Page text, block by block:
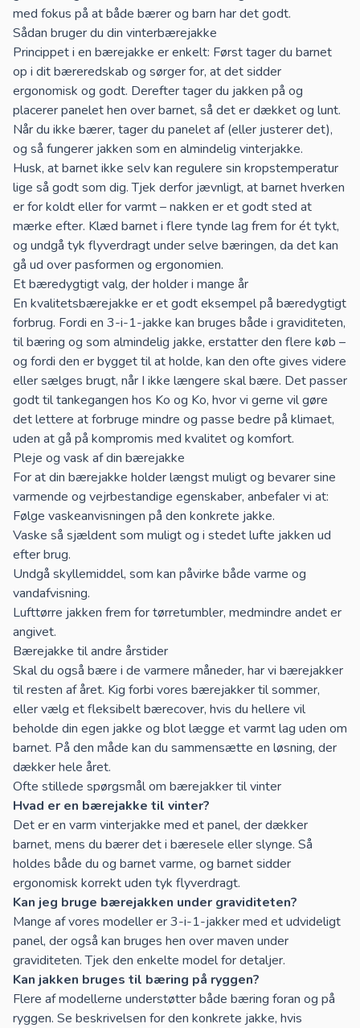
med fokus på at både bærer og barn har det godt.
Sådan bruger du din vinterbærejakke
Princippet i en bærejakke er enkelt: Først tager du barnet
op i ditbæreredskab og sørger for, at det sidder
ergonomisk og godt. Derefter tager du jakken på og
placerer panelet hen over barnet, så det er dækket og lunt.
Når du ikke bærer, tager du panelet af (eller justerer det),
og så fungerer jakken som en almindelig vinterjakke.
Husk, at barnet ikke selv kan regulere sin kropstemperatur
lige så godt som dig. Tjek derfor jævnligt, at barnet hverken
er for koldt eller for varmt – nakken er et godt sted at
mærke efter. Klæd barnet i flere tynde lag frem for ét tykt,
og undgå tyk flyverdragt under selve bæringen, da det kan
gå ud over pasformen og ergonomien.
Et bæredygtigt valg, der holder i mange år
En kvalitetsbærejakke er et godt eksempel på bæredygtigt
forbrug. Fordi en 3-i-1-jakke kan bruges både i graviditeten,
til bæring og som almindelig jakke, erstatter den flere køb –
og fordi den er bygget til at holde, kan den ofte gives videre
eller sælges brugt, når I ikke længere skal bære. Det passer
godt til tankegangen hos Ko og Ko, hvor vi gerne vil gøre
det lettere at forbruge mindre og passe bedre på klimaet,
uden at gå på kompromis med kvalitet og komfort.
Pleje og vask af din bærejakke
For at din bærejakke holder længst muligt og bevarer sine
varmende og vejrbestandige egenskaber, anbefaler vi at:
Følge vaskeanvisningen på den konkrete jakke.
Vaske så sjældent som muligt og i stedet lufte jakken ud
efter brug.
Undgå skyllemiddel, som kan påvirke både varme og
vandafvisning.
Lufttørre jakken frem for tørretumbler, medmindre andet er
angivet.
Bærejakke til andre årstider
Skal du også bære i de varmere måneder, har vi bærejakker
til resten af året. Kig forbi vores bærejakker til sommer,
eller vælg et fleksibeltbærecover, hvis du hellere vil
beholde din egen jakke og blot lægge et varmt lag uden om
barnet. På den måde kan du sammensætte en løsning, der
dækker hele året.
Ofte stillede spørgsmål om bærejakker til vinter
Hvad er en bærejakke til vinter?
Det er en varm vinterjakke med et panel, der dækker
barnet, mens du bærer det i bæresele eller slynge. Så
holdes både du og barnet varme, og barnet sidder
ergonomisk korrekt uden tyk flyverdragt.
Kan jeg bruge bærejakken under graviditeten?
Mange af vores modeller er 3-i-1-jakker med et udvideligt
panel, der også kan bruges hen over maven under
graviditeten. Tjek den enkelte model for detaljer.
Kan jakken bruges til bæring på ryggen?
Flere af modellerne understøtter både bæring foran og på
ryggen. Se beskrivelsen for den konkrete jakke, hvis